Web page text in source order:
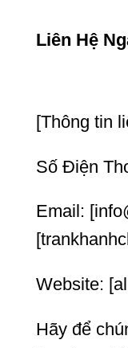
Liên Hệ
[Thông tin
Số Điện
Email:
Website:
Hãy để